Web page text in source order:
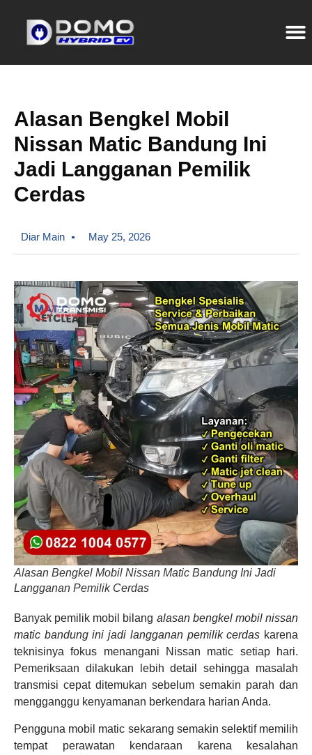
Alasan Bengkel Mobil
Nissan Matic Bandung Ini
Jadi Langganan Pemilik
Cerdas
Diar Main May 25, 2026
Alasan Bengkel Mobil Nissan Matic Bandung Ini Jadi
Langganan Pemilik Cerdas
Banyak pemilik mobil bilang alasan bengkel mobil nissan
matic bandung ini jadi langganan pemilik cerdas karena
teknisinya fokus menangani Nissan matic setiap hari.
Pemeriksaan dilakukan lebih detail sehingga masalah
transmisi cepat ditemukan sebelum semakin parah dan
mengganggu kenyamanan berkendara harian Anda.
Pengguna mobil matic sekarang semakin selektif memilih
tempat perawatan kendaraan karena kesalahan